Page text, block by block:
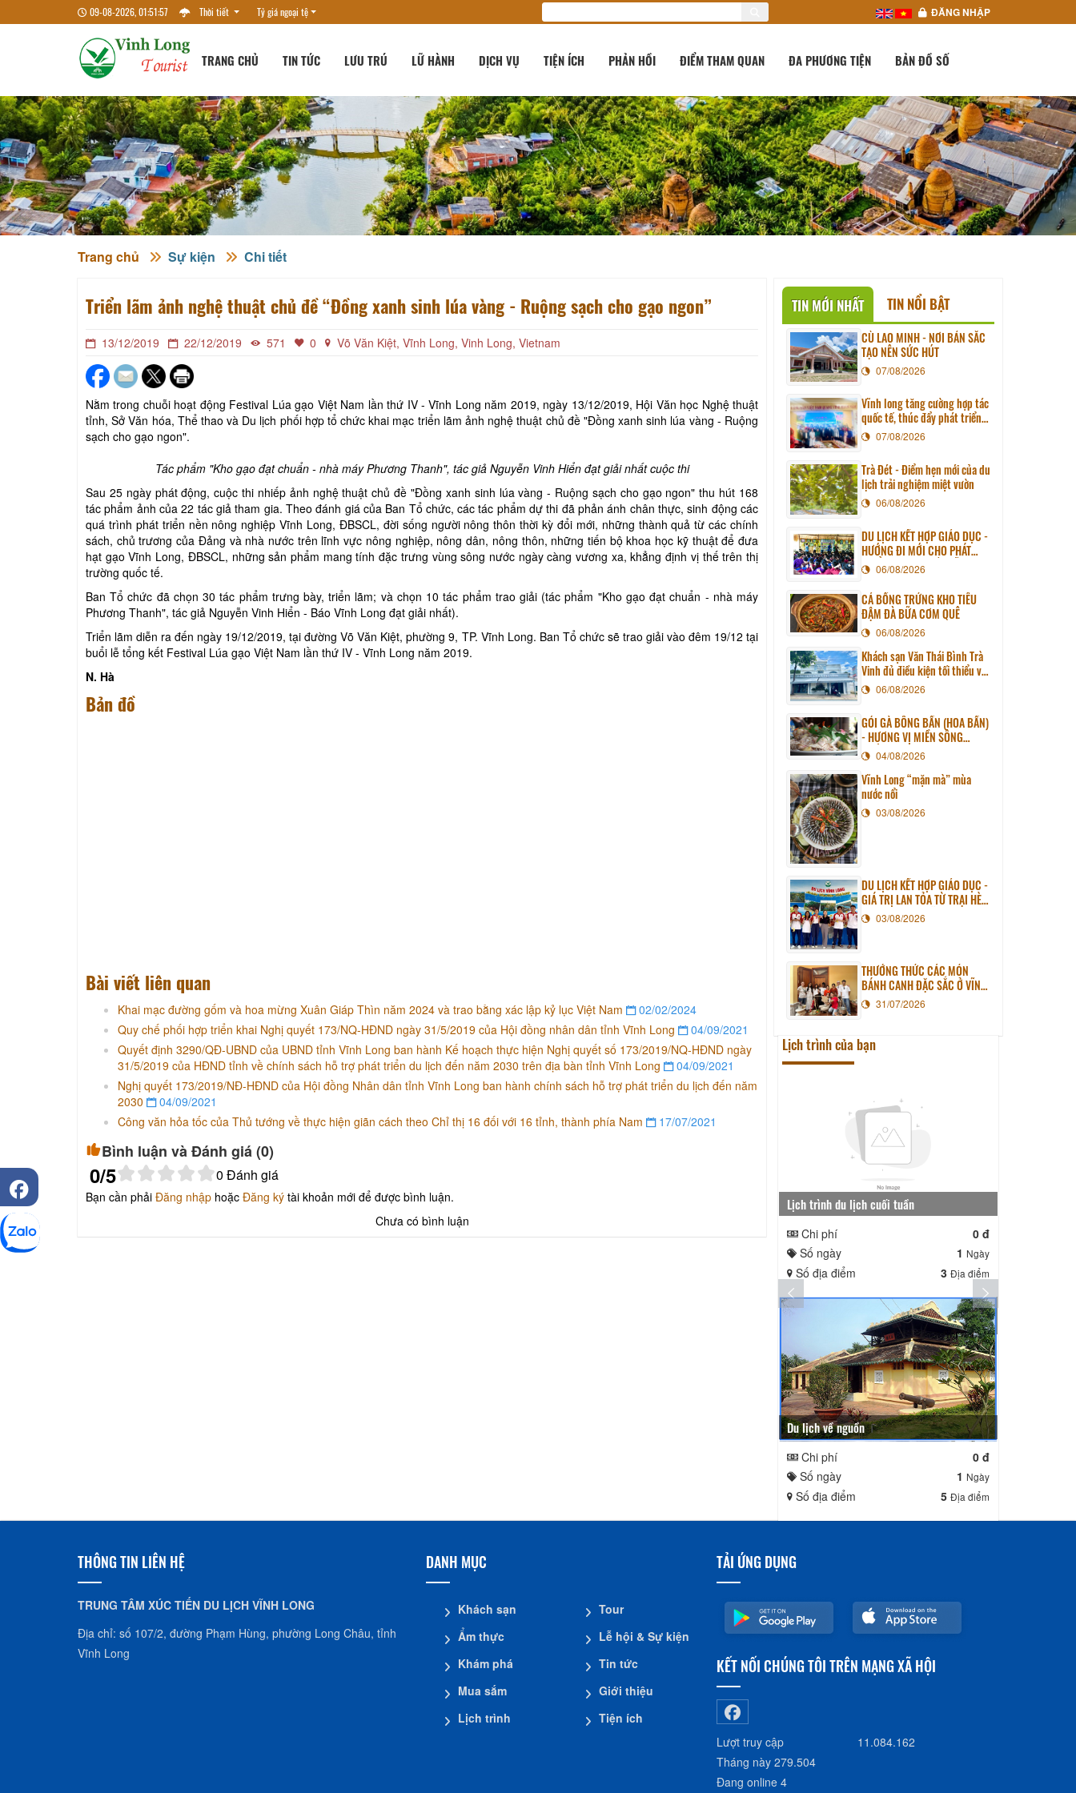
09-08-2026, 01:51:58 Thời tiết Tỷ giá ngoại tệ ĐĂNG NHẬP
TRANG CHỦ TIN TỨC LƯU TRÚ LỮ HÀNH DỊCH VỤ TIỆN ÍCH PHẢN HỒI ĐIỂM THAM QUAN ĐA PHƯƠNG TIỆN BẢN ĐỒ SỐ
Trang chủ Sự kiện Chi tiết
Triển lãm ảnh nghệ thuật chủ đề “Đồng xanh sinh lúa vàng - Ruộng sạch cho gạo ngon”
13/12/2019 22/12/2019 571 0 Võ Văn Kiệt, Vĩnh Long, Vinh Long, Vietnam
Nằm trong chuỗi hoạt động Festival Lúa gạo Việt Nam lần thứ IV - Vĩnh Long năm 2019, ngày 13/12/2019, Hội Văn học Nghệ thuật
tỉnh, Sở Văn hóa, Thể thao và Du lịch phối hợp tổ chức khai mạc triển lãm ảnh nghệ thuật chủ đề "Đồng xanh sinh lúa vàng - Ruộng
sạch cho gạo ngon".
Tác phẩm "Kho gạo đạt chuẩn - nhà máy Phương Thanh", tác giả Nguyễn Vinh Hiển đạt giải nhất cuộc thi
Sau 25 ngày phát động, cuộc thi nhiếp ảnh nghệ thuật chủ đề "Đồng xanh sinh lúa vàng - Ruộng sạch cho gạo ngon" thu hút 168
tác phẩm ảnh của 22 tác giả tham gia. Theo đánh giá của Ban Tổ chức, các tác phẩm dự thi đã phản ánh chân thực, sinh động các
quá trình phát triển nền nông nghiệp Vĩnh Long, ĐBSCL, đời sống người nông thôn thời kỳ đổi mới, những thành quả từ các chính
sách, chủ trương của Đảng và nhà nước trên lĩnh vực nông nghiệp, nông dân, nông thôn, những tiến bộ khoa học kỹ thuật để đưa
hạt gạo Vĩnh Long, ĐBSCL, những sản phẩm mang tính đặc trưng vùng sông nước ngày càng vương xa, khẳng định vị thế trên thị
trường quốc tế.
Ban Tổ chức đã chọn 30 tác phẩm trưng bày, triển lãm; và chọn 10 tác phẩm trao giải (tác phẩm "Kho gạo đạt chuẩn - nhà máy
Phương Thanh", tác giả Nguyễn Vinh Hiển - Báo Vĩnh Long đạt giải nhất).
Triển lãm diễn ra đến ngày 19/12/2019, tại đường Võ Văn Kiệt, phường 9, TP. Vĩnh Long. Ban Tổ chức sẽ trao giải vào đêm 19/12 tại
buổi lễ tổng kết Festival Lúa gạo Việt Nam lần thứ IV - Vĩnh Long năm 2019.
N. Hà
Bản đồ
Bài viết liên quan
Khai mạc đường gốm và hoa mừng Xuân Giáp Thìn năm 2024 và trao bằng xác lập kỷ lục Việt Nam
02/02/2024
Quy chế phối hợp triển khai Nghị quyết 173/NQ-HĐND ngày 31/5/2019 của Hội đồng nhân dân tỉnh Vĩnh Long
04/09/2021
Quyết định 3290/QĐ-UBND của UBND tỉnh Vĩnh Long ban hành Kế hoạch thực hiện Nghị quyết số 173/2019/NQ-HĐND ngày
31/5/2019 của HĐND tỉnh về chính sách hỗ trợ phát triển du lịch đến năm 2030 trên địa bàn tỉnh Vĩnh Long
04/09/2021
Nghị quyết 173/2019/NĐ-HĐND của Hội đồng Nhân dân tỉnh Vĩnh Long ban hành chính sách hỗ trợ phát triển du lịch đến năm
2030
04/09/2021
Công văn hỏa tốc của Thủ tướng về thực hiện giãn cách theo Chỉ thị 16 đối với 16 tỉnh, thành phía Nam
17/07/2021
Bình luận và Đánh giá (0)
0/5 0 Đánh giá
Bạn cần phải Đăng nhập hoặc Đăng ký tài khoản mới để được bình luận.
Chưa có bình luận
TIN MỚI NHẤT TIN NỔI BẬT
CÙ LAO MINH - NƠI BẢN SẮC
TẠO NÊN SỨC HÚT
07/08/2026
Vĩnh long tăng cường hợp tác
quốc tế, thúc đẩy phát triển
du lịch qua chương trình làm
việc với đoàn công tác huyện
Sunchang (Hàn quốc)
07/08/2026
Trà Đét - Điểm hẹn mới của du
lịch trải nghiệm miệt vườn
06/08/2026
DU LỊCH KẾT HỢP GIÁO DỤC -
HƯỚNG ĐI MỚI CHO PHÁT
TRIỂN DU LỊCH BỀN VỮNG
06/08/2026
CÁ BỐNG TRỨNG KHO TIÊU
ĐẬM ĐÀ BỮA CƠM QUÊ
06/08/2026
Khách sạn Văn Thái Bình Trà
Vinh đủ điều kiện tối thiểu về
cơ sở vật chất kỹ thuật và
dịch vụ của cơ sở lưu trú du
lịch
06/08/2026
GỎI GÀ BÔNG BẦN (HOA BẦN)
- HƯƠNG VỊ MIỀN SÔNG
NƯỚC04/08/2026
Vĩnh Long “mặn mà” mùa
nước nổi
03/08/2026
DU LỊCH KẾT HỢP GIÁO DỤC -
GIÁ TRỊ LAN TỎA TỪ TRẠI HÈ
PHƯƠNG NAM NĂM 2026
03/08/2026
THƯỞNG THỨC CÁC MÓN
BÁNH CANH ĐẶC SẮC Ở VĨNH
LONG31/07/2026
Lịch trình của bạn
Lịch trình du lịch cuối tuần
Chi phí
0 đ
Số ngày
1 Ngày
Số địa điểm 3 Địa điểm
Du lịch về nguồn
Chi phí
0 đ
Số ngày
1 Ngày
Số địa điểm 5 Địa điểm
THÔNG TIN LIÊN HỆ
TRUNG TÂM XÚC TIẾN DU LỊCH VĨNH LONG
Địa chỉ: số 107/2, đường Phạm Hùng, phường Long Châu, tỉnh
Vĩnh Long
DANH MỤC
Khách sạn
Ẩm thực
Khám phá
Mua sắm
Lịch trình
Tour
Lễ hội & Sự kiện
Tin tức
Giới thiệu
Tiện ích
TẢI ỨNG DỤNG
KẾT NỐI CHÚNG TÔI TRÊN MẠNG XÃ HỘI
Lượt truy cập
11.084.162
Tháng này 279.504
Đang online 4